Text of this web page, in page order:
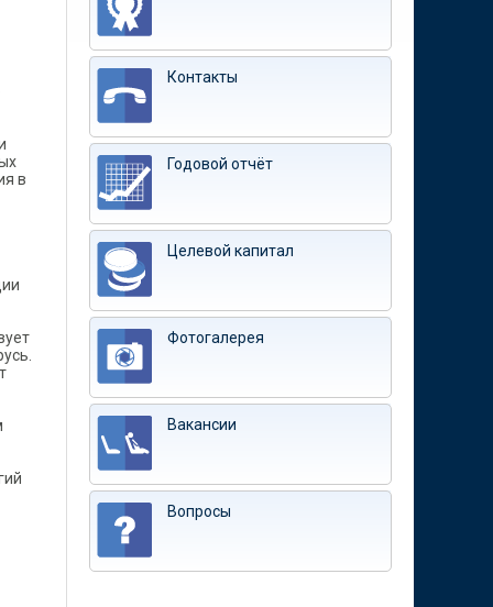
в
Контакты
Годовой отчёт
Целевой капитал
Фотогалерея
Вакансии
Вопросы